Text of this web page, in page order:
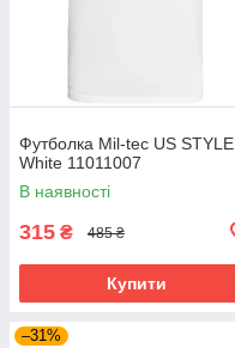
Футболка Mil-tec US STYLE
White 11011007
В наявності
315 ₴ 485 ₴
Купити
–31%